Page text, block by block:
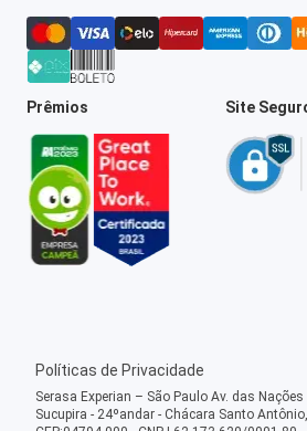
Prêmios Site
Políticas de Privacidade
Serasa Experian – São Paulo Av. das
Sucupira - 24ºandar - Chácara Santo